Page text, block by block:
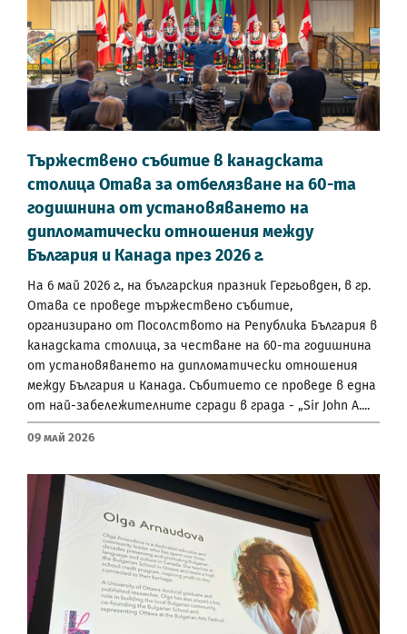
Тържествено събитие в канадската
столица Отава за отбелязване на 60-та
годишнина от установяването на
дипломатически отношения между
България и Канада през 2026 г.
На 6 май 2026 г., на българския празник Гергьовден, в гр.
Отава се проведе тържествено събитие,
организирано от Посолството на Република България в
канадската столица, за честване на 60-та годишнина
от установяването на дипломатически отношения
между България и Канада. Събитието се проведе в една
от най-забележителните сгради в града - „Sir John A....
09 Май 2026